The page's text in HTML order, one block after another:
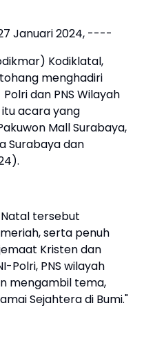
Januari 2024, ----
Kodiklatal,
menghadiri
dan PNS Wilayah
itu acara yang
Mall Surabaya,
Surabaya dan
tersebut
serta penuh
Kristen dan
Polri, PNS wilayah
mengambil tema,
Sejahtera di Bumi."